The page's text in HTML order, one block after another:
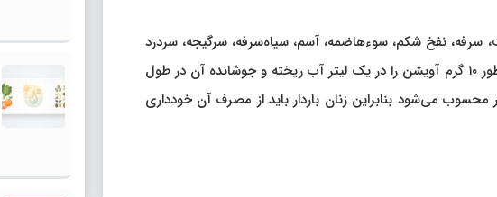
نفخ شکم، سوءهاضمه، آسم، سیاه‌سرفه، سرگیجه، سردرد
و زکام توصیه می‌شود. عضو پارک علم و فناوری لرستان اظهار کرد: برای این منظور ۱۰ گرم آویشن را در یک لیتر آب ریخته و جوشانده آن در طول
می‌شود بنابراین زنان باردار باید از مصرف آن خودداری